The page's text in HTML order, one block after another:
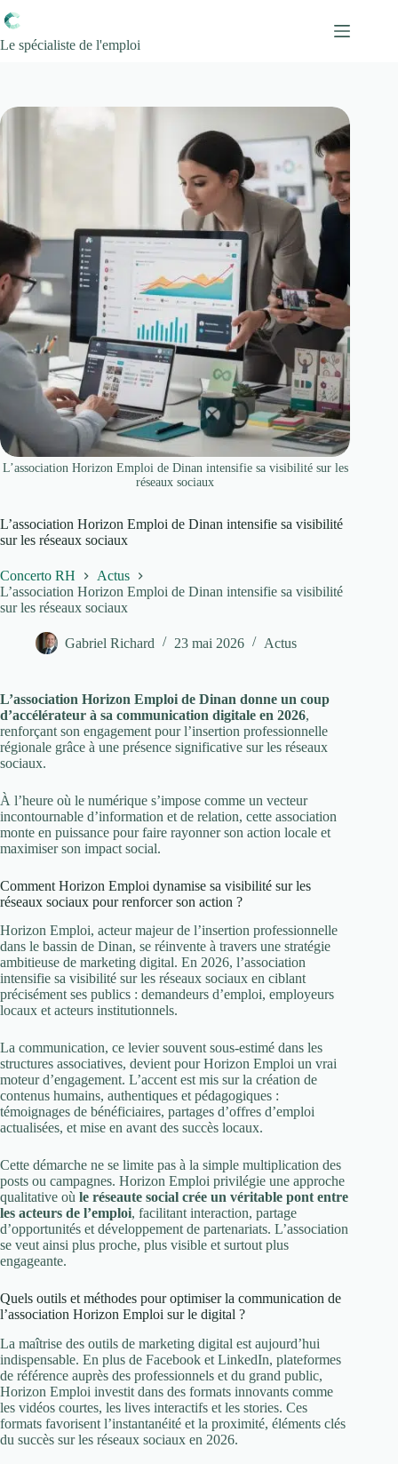
au
contenu
Le spécialiste de l'emploi
L’association Horizon Emploi de Dinan intensifie sa visibilité sur les
réseaux sociaux
L’association Horizon Emploi de Dinan intensifie sa visibilité
sur les réseaux sociaux
Concerto RH
Actus
L’association Horizon Emploi de Dinan intensifie sa visibilité
sur les réseaux sociaux
Gabriel Richard 23 mai 2026 Actus
L’association Horizon Emploi de Dinan donne un coup
d’accélérateur à sa communication digitale en 2026,
renforçant son engagement pour l’insertion professionnelle
régionale grâce à une présence significative sur les réseaux
sociaux.
À l’heure où le numérique s’impose comme un vecteur
incontournable d’information et de relation, cette association
monte en puissance pour faire rayonner son action locale et
maximiser son impact social.
Comment Horizon Emploi dynamise sa visibilité sur les
réseaux sociaux pour renforcer son action ?
Horizon Emploi, acteur majeur de l’insertion professionnelle
dans le bassin de Dinan, se réinvente à travers une stratégie
ambitieuse de marketing digital. En 2026, l’association
intensifie sa visibilité sur les réseaux sociaux en ciblant
précisément ses publics : demandeurs d’emploi, employeurs
locaux et acteurs institutionnels.
La communication, ce levier souvent sous-estimé dans les
structures associatives, devient pour Horizon Emploi un vrai
moteur d’engagement. L’accent est mis sur la création de
contenus humains, authentiques et pédagogiques :
témoignages de bénéficiaires, partages d’offres d’emploi
actualisées, et mise en avant des succès locaux.
Cette démarche ne se limite pas à la simple multiplication des
posts ou campagnes. Horizon Emploi privilégie une approche
qualitative où le réseaute social crée un véritable pont entre
les acteurs de l’emploi, facilitant interaction, partage
d’opportunités et développement de partenariats. L’association
se veut ainsi plus proche, plus visible et surtout plus
engageante.
Quels outils et méthodes pour optimiser la communication de
l’association Horizon Emploi sur le digital ?
La maîtrise des outils de marketing digital est aujourd’hui
indispensable. En plus de Facebook et LinkedIn, plateformes
de référence auprès des professionnels et du grand public,
Horizon Emploi investit dans des formats innovants comme
les vidéos courtes, les lives interactifs et les stories. Ces
formats favorisent l’instantanéité et la proximité, éléments clés
du succès sur les réseaux sociaux en 2026.